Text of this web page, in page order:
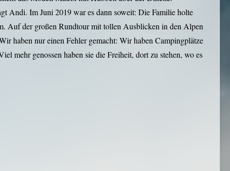
Andi. Im Juni 2019 war es dann soweit: Die Familie holte
Auf der großen Rundtour mit tollen Ausblicken in den Alpen
haben nur einen Fehler gemacht: Wir haben Campingplätze
mehr genossen haben sie die Freiheit, dort zu stehen, wo es